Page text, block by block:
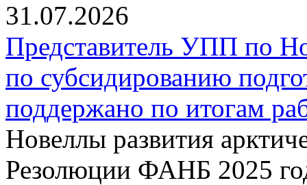
31.07.2026
Представитель УПП по
по субсидированию
поддержано по итогам
Новеллы развития
Резолюции ФАНБ 2025